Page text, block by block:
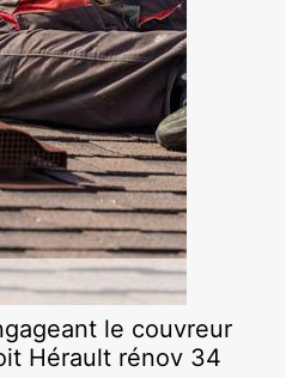
le couvreur
Hérault rénov 34